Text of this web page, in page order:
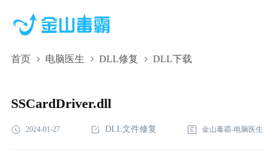
首页 电脑医生 DLL修复 DLL下载
SSCardDriver.dll,SSCardDriver.dll下载,SSCardDriver.dll修复
SSCardDriver.dll
2024-01-27 DLL文件修复 金山毒霸-电脑医生